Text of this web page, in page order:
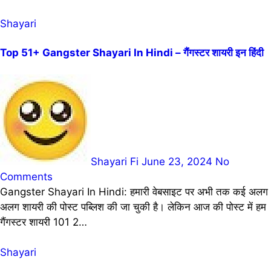
Shayari
Top 51+ Gangster Shayari In Hindi – गैंगस्टर शायरी इन हिंदी
Shayari Fi June 23, 2024 No
Comments
Gangster Shayari In Hindi: हमारी वेबसाइट पर अभी तक कई अलग
अलग शायरी की पोस्ट पब्लिश की जा चुकी है। लेकिन आज की पोस्ट में हम
गैंगस्टर शायरी 101 2…
Shayari